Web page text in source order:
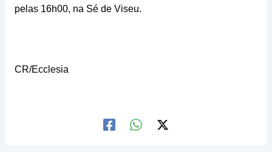
pelas 16h00, na Sé de Viseu.
CR/Ecclesia